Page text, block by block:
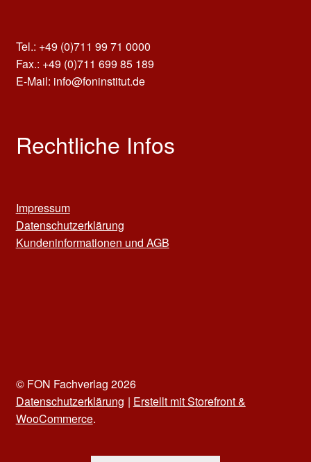
Tel.: +49 (0)711 99 71 0000
Fax.: +49 (0)711 699 85 189
E-Mail: info@foninstitut.de
Rechtliche Infos
Impressum
Datenschutzerklärung
Kundeninformationen und AGB
© FON Fachverlag 2026
Datenschutzerklärung
Erstellt mit Storefront &
WooCommerce.